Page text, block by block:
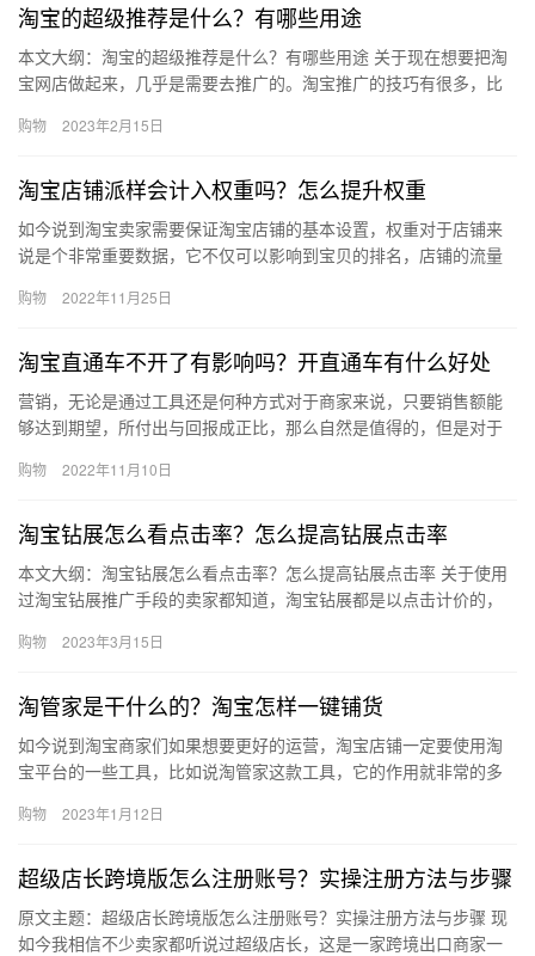
淘宝的超级推荐是什么？有哪些用途
本文大纲：淘宝的超级推荐是什么？有哪些用途 关于现在想要把淘
宝网店做起来，几乎是需要去推广的。淘宝推广的技巧有很多，比
宝推…
购物 2023年2月15日
淘宝店铺派样会计入权重吗？怎么提升权重
如今说到淘宝卖家需要保证淘宝店铺的基本设置，权重对于店铺来
说是个非常重要数据，它不仅可以影响到宝贝的排名，店铺的流量
升权重…
购物 2022年11月25日
淘宝直通车不开了有影响吗？开直通车有什么好处
营销，无论是通过工具还是何种方式对于商家来说，只要销售额能
够达到期望，所付出与回报成正比，那么自然是值得的，但是对于
通车…
购物 2022年11月10日
淘宝钻展怎么看点击率？怎么提高钻展点击率
本文大纲：淘宝钻展怎么看点击率？怎么提高钻展点击率 关于使用
过淘宝钻展推广手段的卖家都知道，淘宝钻展都是以点击计价的，
何看…
购物 2023年3月15日
淘管家是干什么的？淘宝怎样一键铺货
如今说到淘宝商家们如果想要更好的运营，淘宝店铺一定要使用淘
宝平台的一些工具，比如说淘管家这款工具，它的作用就非常的多
吧。淘管…
购物 2023年1月12日
超级店长跨境版怎么注册账号？实操注册方法与步骤
原文主题：超级店长跨境版怎么注册账号？实操注册方法与步骤 现
如今我相信不少卖家都听说过超级店长，这是一家跨境出口商家一